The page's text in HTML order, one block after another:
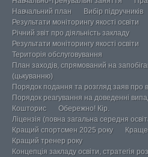
Навчальний план
Вибір підручників
Результати моніторингу якості освіти
Річний звіт про діяльність закладу
Результати моніторингу якості освіти
Територія обслуговування
План заходів, спрямований на
(цькуванню)
Порядок подання та розгляд заяв про
Порядок реагування на доведенні
Кошторис
Обережно! Кір.
Ліцензія (повна загальна середня
Кращий спортсмен 2025 року
Краще
Кращий тренер року
Концепція закладу освіти, стратегія